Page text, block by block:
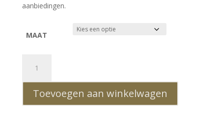
aanbiedingen.
MAAT
fit
getailleerd
allover
Toevoegen aan winkelwagen